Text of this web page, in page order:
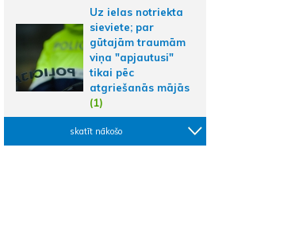
Uz ielas notriekta
sieviete; par
gūtajām traumām
viņa "apjautusi"
tikai pēc
atgriešanās mājās
(1)
skatīt nākošo